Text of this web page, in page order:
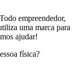
empreendedor,
uma marca para
ajudar!
física?